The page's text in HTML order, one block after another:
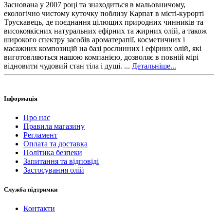
Заснована у 2007 році та знаходиться в мальовничому,
екологічно чистому куточку поблизу Карпат в місті-курорті
Трускавець, де поєднання цілющих природних чинників та
високоякісних натуральних ефірних та жирних олій, а також
широкого спектру засобів ароматерапії, косметичних і
масажних композицій на базі рослинних і ефірних олій, які
виготовляються нашою компанією, дозволяє в повній мірі
відновити чудовий стан тіла і душі. ... Детальніше...
Інформація
Про нас
Правила магазину
Регламент
Оплата та доставка
Політика безпеки
Запитання та відповіді
Застосування олій
Служба підтримки
Контакти